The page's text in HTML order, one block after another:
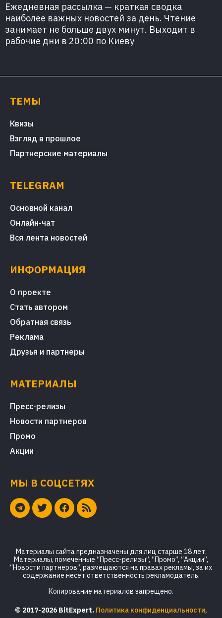
Ежедневная рассылка — краткая сводка
наиболее важных новостей за день. Чтение
занимает не больше двух минут. Выходит в
рабочие дни в 20:00 по Киеву
ТЕМЫ
Квизы
Взгляд в прошлое
Партнерские материалы
TELEGRAM
Основной канал
Онлайн-чат
Вся лента новостей
ИНФОРМАЦИЯ
О проекте
Стать автором
Обратная связь
Реклама
Друзья и партнеры
МАТЕРИАЛЫ
Пресс-релизы
Новости партнеров
Промо
Акции
МЫ В СОЦСЕТЯХ
Материалы сайта предназначены для лиц старше 18 лет.
Материалы, помеченные “Пресс-релизы”, “Промо”, “Акции”,
“Новости партнеров”, размещаются на правах рекламы, за их
содержание несет ответственность рекламодатель.
Копирование материалов запрещено.
© 2017-2026 BitExpert. Политика конфиденциальности,